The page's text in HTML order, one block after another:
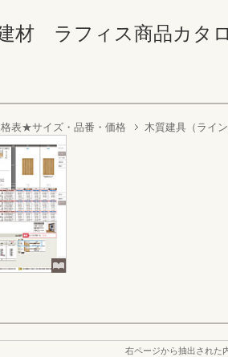
材 ラフィス商品カタ
表★サイズ・品番・価格 木質建具（ライ
右ページから抽出された